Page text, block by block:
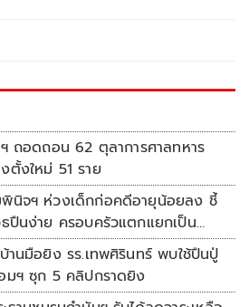
ฯ ถอดถอน 62 ตุลาการศาลทหาร
งใหม่ 51 ราย
นิจฯ ห่วงเด็กก่อคดีอายุน้อยลง ชี้
ธปืนง่าย ครอบครัวแตกแยกเป็น
ญานมือยิง รร.เทพศิรินทร์ พบใช้ปืนปู่
มฯ ซุก 5 คลิปกราดยิง